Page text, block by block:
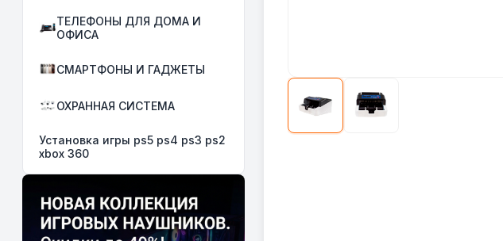
ТЕЛЕФОНЫ ДЛЯ ДОМА И
ОФИСА
СМАРТФОНЫ И ГАДЖЕТЫ
ОХРАННАЯ СИСТЕМА
Установка игры ps5 ps4 ps3 ps2
xbox 360